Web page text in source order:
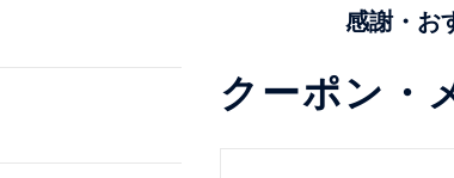
感謝・お
クーポン・